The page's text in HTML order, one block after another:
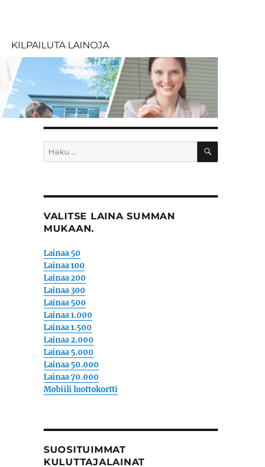
KILPAILUTA LAINOJA
Etsi: HAKU
VALITSE LAINA SUMMAN
MUKAAN.
Lainaa 50
Lainaa 100
Lainaa 200
Lainaa 300
Lainaa 500
Lainaa 1.000
Lainaa 1.500
Lainaa 2.000
Lainaa 5.000
Lainaa 50.000
Lainaa 70.000
Mobiili luottokortti
SUOSITUIMMAT
KULUTTAJALAINAT